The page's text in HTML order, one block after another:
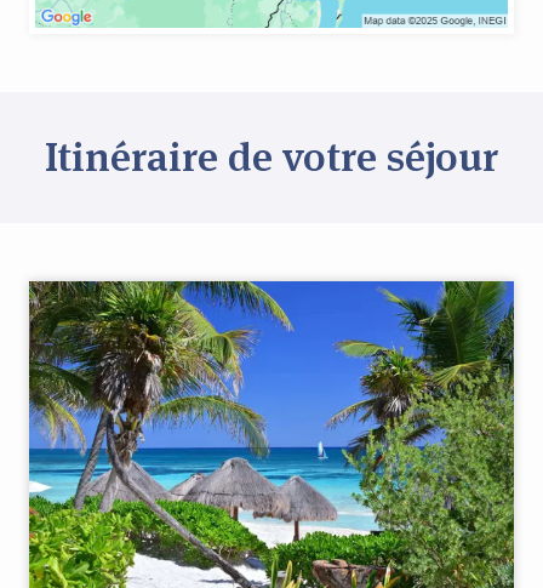
Itinéraire de votre séjour